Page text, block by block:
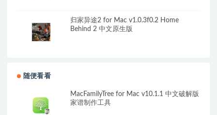
归家异途2 for Mac v1.0.3f0.2 Home
Behind 2 中文原生版
随便看看
MacFamilyTree for Mac v10.1.1 中文破解版
家谱制作工具